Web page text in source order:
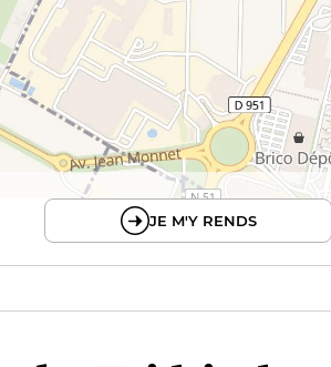
JE M'Y RENDS